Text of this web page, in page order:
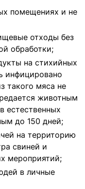
помещениях и не
отходы без
обработки;
на стихийных
инфицировано
такого мяса не
животным
естественных
до 150 дней;
на территорию
свиней и
мероприятий;
в личные